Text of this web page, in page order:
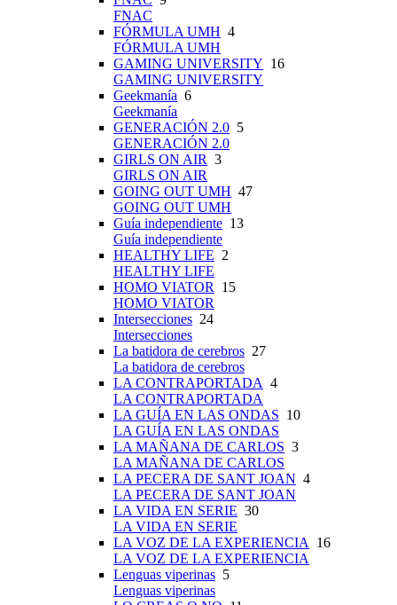
FNAC
FÓRMULA UMH 4
FÓRMULA UMH
GAMING UNIVERSITY 16
GAMING UNIVERSITY
Geekmanía 6
Geekmanía
GENERACIÓN 2.0 5
GENERACIÓN 2.0
GIRLS ON AIR 3
GIRLS ON AIR
GOING OUT UMH 47
GOING OUT UMH
Guía independiente 13
Guía independiente
HEALTHY LIFE 2
HEALTHY LIFE
HOMO VIATOR
15
HOMO VIATOR
Intersecciones 24
Intersecciones
La batidora de cerebros 27
La batidora de cerebros
LA CONTRAPORTADA 4
LA CONTRAPORTADA
LA GUÍA EN LAS ONDAS 10
LA GUÍA EN LAS ONDAS
LA MAÑANA DE CARLOS 3
LA MAÑANA DE CARLOS
LA PECERA DE SANT JOAN 4
LA PECERA DE SANT JOAN
LA VIDA EN SERIE 30
LA VIDA EN SERIE
LA VOZ DE LA EXPERIENCIA
16
LA VOZ DE LA EXPERIENCIA
Lenguas viperinas 5
Lenguas viperinas